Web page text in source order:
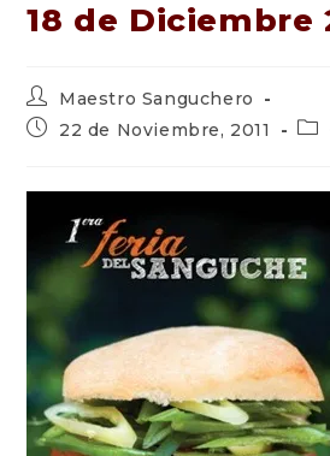
18 de Diciembre
Autor
de
la
Maestro Sanguchero
Publicación
entrada:
22 de Noviembre, 2011